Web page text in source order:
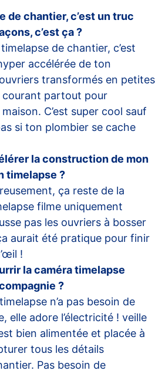
de chantier, c’est un truc
c’est ça ?
de chantier, c’est
accélérée de ton
transformés en petites
partout pour
C’est super cool sauf
si ton plombier se cache
la construction de mon
timelapse ?
ça reste de la
filme uniquement
pas les ouvriers à bosser
aurait été pratique pour finir
!
la caméra timelapse
?
n’a pas besoin de
elle adore l’électricité ! veille
bien alimentée et placée à
tous les détails
Pas besoin de